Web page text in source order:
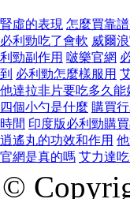
腎虛的表現 怎麼買靠
必利勁吃了會軟 威爾
利勁副作用 啵樂官網
到 必利勁怎麼樣服用
他達拉非片要吃多久能
四個小勺是什麼 購買
時間 印度版必利勁購
逍遙丸的功效和作用
官網是真的嗎 艾力達
©